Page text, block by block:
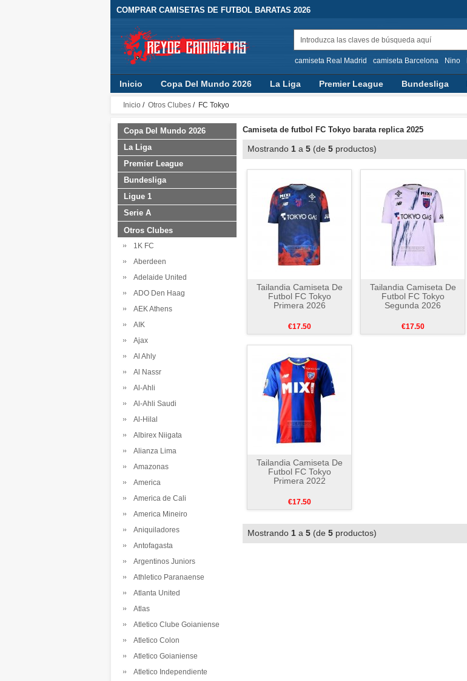
COMPRAR CAMISETAS DE FUTBOL BARATAS 2026
camiseta Real Madrid camiseta Barcelona Nino
Inicio Copa Del Mundo 2026 La Liga Premier League Bundesliga
Inicio / Otros Clubes / FC Tokyo
Copa Del Mundo 2026
La Liga
Premier League
Bundesliga
Ligue 1
Serie A
Otros Clubes
1K FC
Aberdeen
Adelaide United
ADO Den Haag
AEK Athens
AIK
Ajax
Al Ahly
Al Nassr
Al-Ahli
Al-Ahli Saudi
Al-Hilal
Albirex Niigata
Alianza Lima
Amazonas
America
America de Cali
America Mineiro
Aniquiladores
Antofagasta
Argentinos Juniors
Athletico Paranaense
Atlanta United
Atlas
Atletico Clube Goianiense
Atletico Colon
Atletico Goianiense
Atletico Independiente
Camiseta de futbol FC Tokyo barata replica 2025
Mostrando 1 a 5 (de 5 productos)
Tailandia Camiseta De
Futbol FC Tokyo
Primera 2026
€17.50
Tailandia Camiseta De
Futbol FC Tokyo
Segunda 2026
€17.50
Tailandia Camiseta De
Futbol FC Tokyo
Primera 2022
€17.50
Mostrando 1 a 5 (de 5 productos)